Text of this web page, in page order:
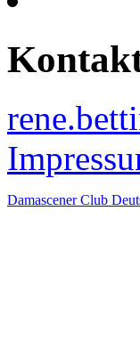
Damascener Club